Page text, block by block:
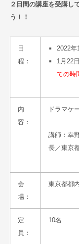
２日間の講座を受講し
う！！
日
程：
2022年
1月22
ての時
内
容：
ドラマケ
講師：幸
長／東京
会
場：
東京都都
定
員：
10名